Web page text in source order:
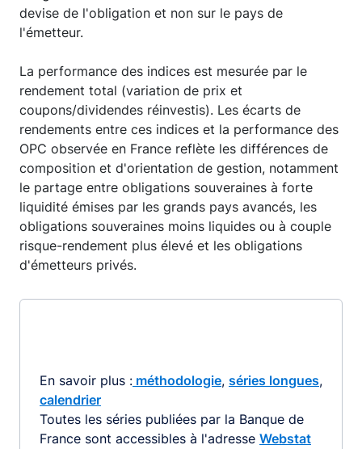
devise de l'obligation et non sur le pays de
l'émetteur.
La performance des indices est mesurée par le
rendement total (variation de prix et
coupons/dividendes réinvestis). Les écarts de
rendements entre ces indices et la performance des
OPC observée en France reflète les différences de
composition et d'orientation de gestion, notamment
le partage entre obligations souveraines à forte
liquidité émises par les grands pays avancés, les
obligations souveraines moins liquides ou à couple
risque-rendement plus élevé et les obligations
d'émetteurs privés.
En savoir plus : méthodologie, séries longues,
calendrier
Toutes les séries publiées par la Banque de
France sont accessibles à l'adresse Webstat